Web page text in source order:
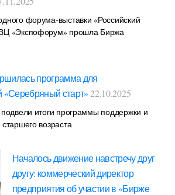
форума-выставки «Российский
«Экспофорум» прошла Биржа
программа для
«Серебряный старт»22.10.2025
итоги программы поддержки и
возраста
Началось движение навстречу друг
другу: коммерческий директор
предприятия об участии в «Бирже